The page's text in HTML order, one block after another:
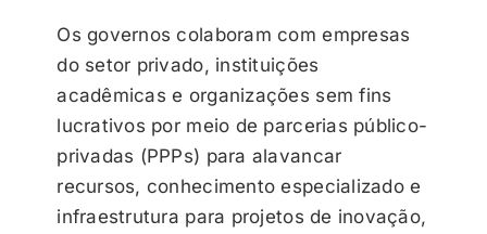
Os governos colaboram com empresas
do setor privado, instituições
acadêmicas e organizações sem fins
lucrativos por meio de parcerias público-
privadas (PPPs) para alavancar
recursos, conhecimento especializado e
infraestrutura para projetos de inovação,